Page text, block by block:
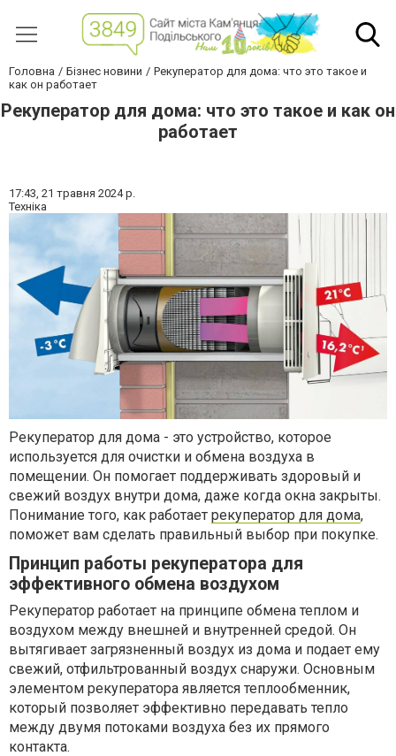
Головна Бізнес новини
Рекуператор для дома: что это такое и
как он работает
Рекуператор для дома: что это такое и как он
работает
17:43, 21 травня 2024 р.
Техніка
Рекуператор для дома - это устройство, которое
используется для очистки и обмена воздуха в
помещении. Он помогает поддерживать здоровый и
свежий воздух внутри дома, даже когда окна закрыты.
Понимание того, как работает рекуператор для дома,
поможет вам сделать правильный выбор при покупке.
Принцип работы рекуператора для
эффективного обмена воздухом
Рекуператор работает на принципе обмена теплом и
воздухом между внешней и внутренней средой. Он
вытягивает загрязненный воздух из дома и подает ему
свежий, отфильтрованный воздух снаружи. Основным
элементом рекуператора является теплообменник,
который позволяет эффективно передавать тепло
между двумя потоками воздуха без их прямого
контакта.